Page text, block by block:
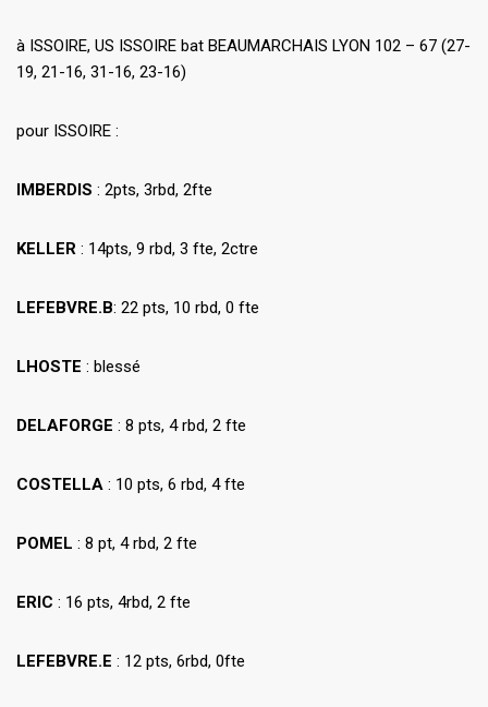
à ISSOIRE, US ISSOIRE bat BEAUMARCHAIS LYON 102 – 67 (27-
19, 21-16, 31-16, 23-16)
pour ISSOIRE :
IMBERDIS : 2pts, 3rbd, 2fte
KELLER : 14pts, 9 rbd, 3 fte, 2ctre
LEFEBVRE.B: 22 pts, 10 rbd, 0 fte
LHOSTE : blessé
DELAFORGE : 8 pts, 4 rbd, 2 fte
COSTELLA : 10 pts, 6 rbd, 4 fte
POMEL : 8 pt, 4 rbd, 2 fte
ERIC : 16 pts, 4rbd, 2 fte
LEFEBVRE.E : 12 pts, 6rbd, 0fte